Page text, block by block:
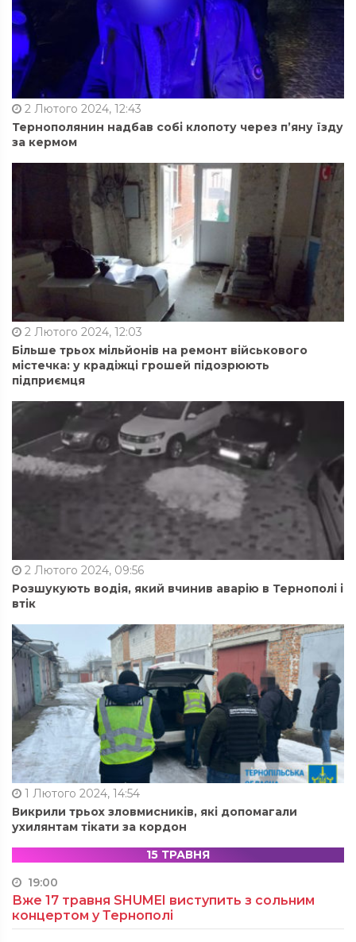
2 Лютого 2024, 12:43
Тернополянин надбав собі клопоту через п’яну їзду
за кермом
2 Лютого 2024, 12:03
Більше трьох мільйонів на ремонт військового
містечка: у крадіжці грошей підозрюють
підприємця
2 Лютого 2024, 09:56
Розшукують водія, який вчинив аварію в Тернополі і
втік
1 Лютого 2024, 14:54
Викрили трьох зловмисників, які допомагали
ухилянтам тікати за кордон
15 ТРАВНЯ
19:00
Вже 17 травня SHUMEI виступить з сольним
концертом у Тернополі